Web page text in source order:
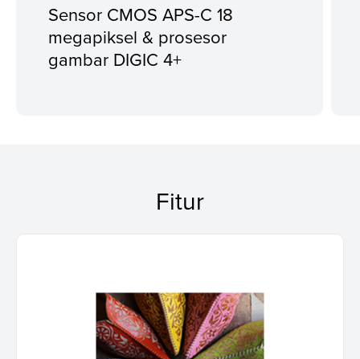
Sensor CMOS APS-C 18
megapiksel & prosesor
gambar DIGIC 4+
Fitur